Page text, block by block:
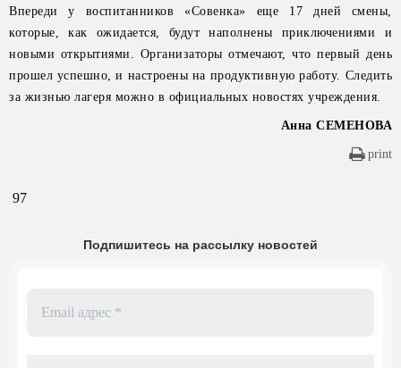
Впереди у воспитанников «Совенка» еще 17 дней смены,
которые, как ожидается, будут наполнены приключениями и
новыми открытиями. Организаторы отмечают, что первый день
прошел успешно, и настроены на продуктивную работу. Следить
за жизнью лагеря можно в официальных новостях учреждения.
Анна СЕМЕНОВА
print
97
Подпишитесь на рассылку новостей